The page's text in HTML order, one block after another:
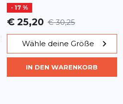
- 17 %
€ 25,20 € 30,25
Wähle deine Größe
IN DEN WARENKORB